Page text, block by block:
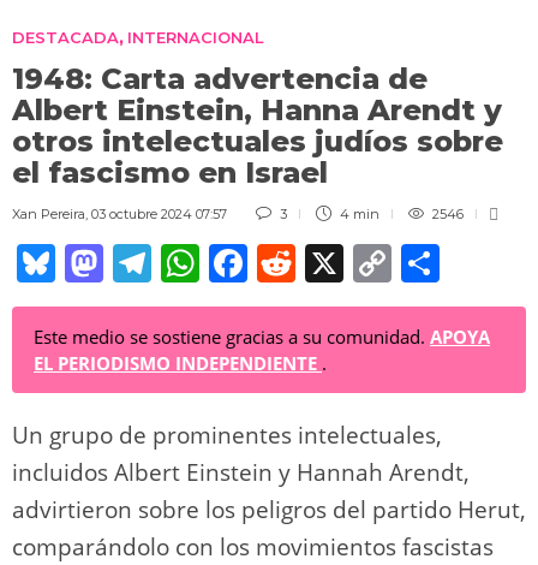
DESTACADA, INTERNACIONAL
1948: Carta advertencia de
Albert Einstein, Hanna Arendt y
otros intelectuales judíos sobre
el fascismo en Israel
Xan Pereira, 03 octubre 2024 07:57 3 4 min 2546
Bl
u
e
sk
M
a
st
o
o
n
T
el
e
gr
m
W
h
at
s
A
p
p
F
a
c
e
b
o
o
k
R
e
d
di
t
X C
o
p
Li
n
k
o
m
tir
Este medio se sostiene gracias a su comunidad. APOYA
EL PERIODISMO INDEPENDIENTE .
Un grupo de prominentes intelectuales,
incluidos Albert Einstein y Hannah Arendt,
advirtieron sobre los peligros del partido Herut,
comparándolo con los movimientos fascistas